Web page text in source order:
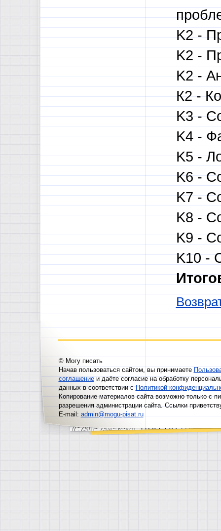
K2 -
K2 -
K2 -
К2 -
K3 -
K4 -
K5 -
K6 -
K7 -
K8 -
K9 -
K10 -
© Могу писать
Начав пользоваться сайтом, вы принимаете
соглашениеи даёте согласие на обработку
данных в соответствии сПолитикой
Копирование материалов сайта возможно только с
разрешения администрации сайта. Ссылки
E-mail:admin@mogu-pisat.ru